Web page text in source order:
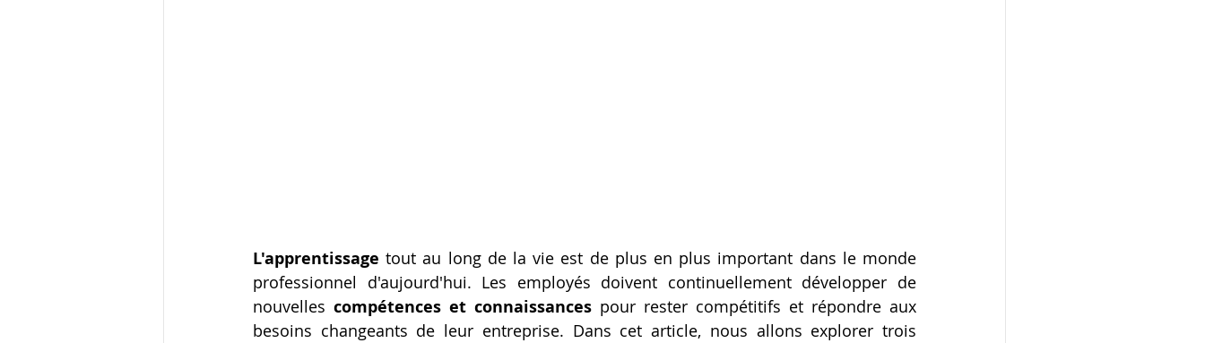
L'apprentissage tout au long de la vie est de plus en plus important dans le monde
professionnel d'aujourd'hui. Les employés doivent continuellement développer de
nouvelles compétences et connaissances pour rester compétitifs et répondre aux
besoins changeants de leur entreprise. Dans cet article, nous allons explorer trois